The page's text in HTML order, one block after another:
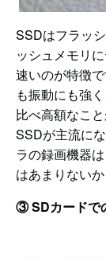
SSDはフラッ
ッシュメモリ
速いのが特徴
も振動にも強
比べ高額なこ
SSDが主流に
ラの録画機器
はあまりないか
③ SDカードで